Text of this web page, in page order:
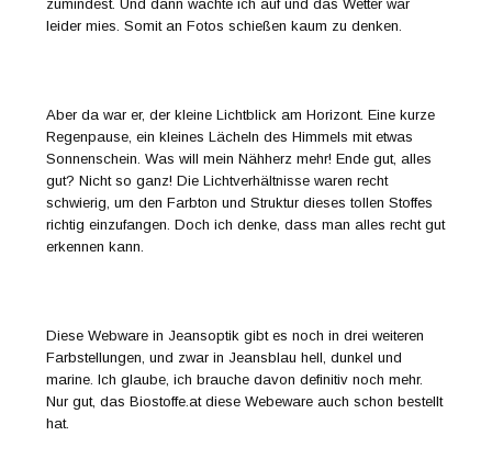
zumindest. Und dann wachte ich auf und das Wetter war
leider mies. Somit an Fotos schießen kaum zu denken.
Aber da war er, der kleine Lichtblick am Horizont. Eine kurze
Regenpause, ein kleines Lächeln des Himmels mit etwas
Sonnenschein. Was will mein Nähherz mehr! Ende gut, alles
gut? Nicht so ganz! Die Lichtverhältnisse waren recht
schwierig, um den Farbton und Struktur dieses tollen Stoffes
richtig einzufangen. Doch ich denke, dass man alles recht gut
erkennen kann.
Diese Webware in Jeansoptik gibt es noch in drei weiteren
Farbstellungen, und zwar in Jeansblau hell, dunkel und
marine. Ich glaube, ich brauche davon definitiv noch mehr.
Nur gut, das Biostoffe.at diese Webeware auch schon bestellt
hat.